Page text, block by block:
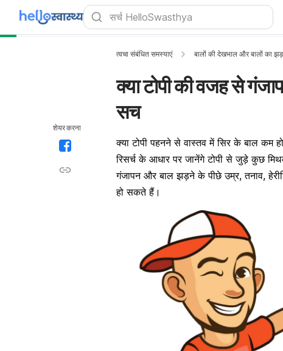
शेयर करना
त्वचा संबंधित समस्याएं बालों की देखभाल और बालों का
क्या टोपी की वजह से
सच
क्या टोपी पहनने से वास्तव में सिर केबाल कम
रिसर्च के आधार पर जानेंगे टोपी से जुड़े कुछ
गंजापन और बाल झड़ने के पीछे उम्र,तनाव,
हो सकते हैं।